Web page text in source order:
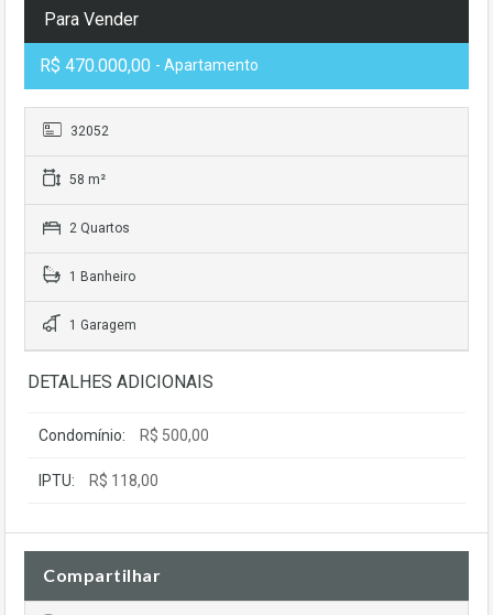
Para Vender
R$ 470.000,00 - Apartamento
32052
58 m²
2 Quartos
1 Banheiro
1 Garagem
DETALHES ADICIONAIS
Condomínio: R$ 500,00
IPTU: R$ 118,00
Compartilhar